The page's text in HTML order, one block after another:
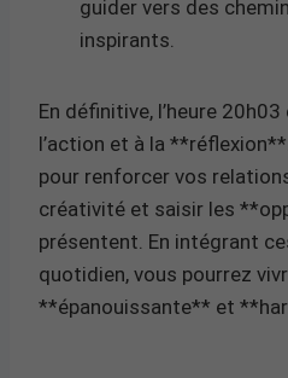
guider vers des
inspirants.
En définitive, l’heure
l’action et à la
pour renforcer vos
créativité et saisir les
présentent. En intégrant
quotidien, vous pourrez
**épanouissante** et